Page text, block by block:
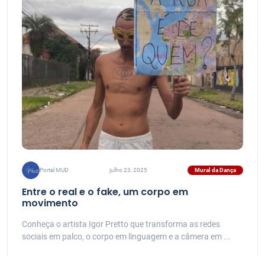
Portal MUD julho 23, 2025 Mural da Dança
Entre o real e o fake, um corpo em
movimento
Conheça o artista Igor Pretto que transforma as redes
sociais em palco, o corpo em linguagem e a câmera em ...